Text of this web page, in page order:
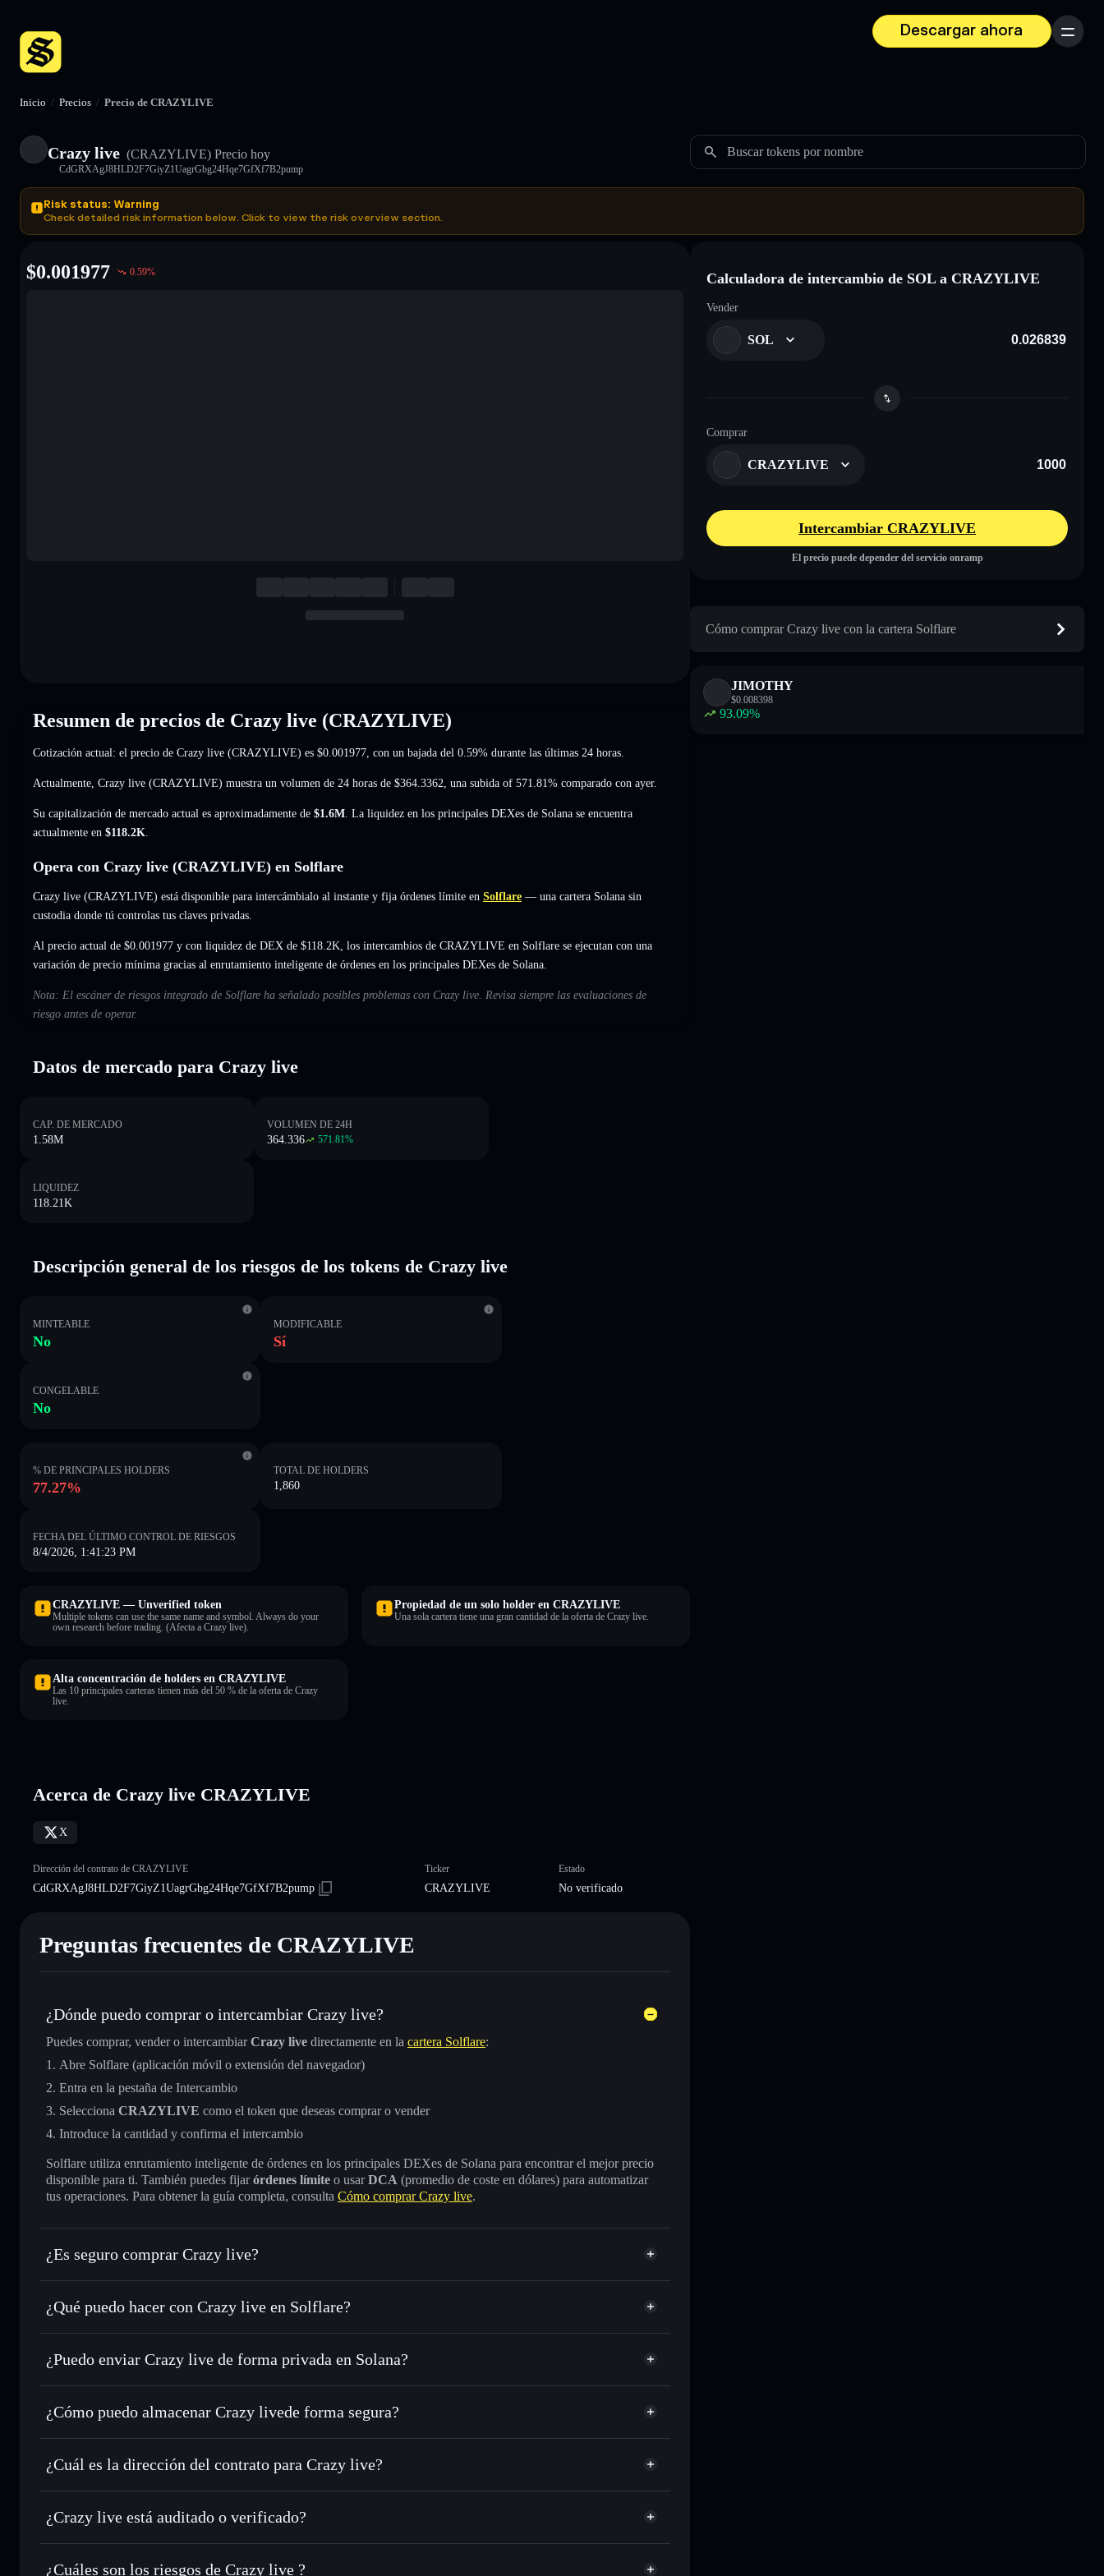
Descargar ahora
Menú
Inicio / Precios / Precio de CRAZYLIVE
Crazy live (CRAZYLIVE) Precio hoy
CdGRXAgJ8HLD2F7GiyZ1UagrGbg24Hqe7GfXf7B2pump
Buscar tokens por nombre
Risk status: Warning
Check detailed risk information below. Click to view the risk overview section.
$0.001977 0.59%
Resumen de precios de Crazy live (CRAZYLIVE)
Cotización actual: el precio de Crazy live (CRAZYLIVE) es $0.001977 , con un bajada del 0.59% durante las últimas 24 horas.
Actualmente, Crazy live (CRAZYLIVE) muestra un volumen de 24 horas de $364.3362 una subida of 571.81% comparado con ayer.
Su capitalización de mercado actual es aproximadamente de $1.6M . La liquidez en los principales DEXes de Solana se encuentra
actualmente en $118.2K
Opera con Crazy live (CRAZYLIVE) en Solflare
Crazy live (CRAZYLIVE) está disponible para intercámbialo al instante y fija órdenes límite en Solflare — una cartera Solana sin
custodia donde tú controlas tus claves privadas.
Al precio actual de $0.001977 y con liquidez de DEX de $118.2K, los intercambios de CRAZYLIVE en Solflare se ejecutan con una
variación de precio mínima gracias al enrutamiento inteligente de órdenes en los principales DEXes de Solana.
Nota: El escáner de riesgos integrado de Solflare ha señalado posibles problemas con Crazy live. Revisa siempre las evaluaciones de
riesgo antes de operar.
Datos de mercado para Crazy live
CAP. DE MERCADO
1.58M
VOLUMEN DE 24H
364.336 571.81%
LIQUIDEZ
118.21K
Descripción general de los riesgos de los tokens de Crazy live
MINTEABLE
No
MODIFICABLE
Sí
CONGELABLE
No
% DE PRINCIPALES HOLDERS
77.27%
TOTAL DE HOLDERS
1,860
FECHA DEL ÚLTIMO CONTROL DE RIESGOS
8/4/2026, 1:41:23 PM
CRAZYLIVE — Unverified token
Multiple tokens can use the same name and symbol. Always do your
own research before trading. (Afecta a Crazy live).
Propiedad de un solo holder en CRAZYLIVE
Una sola cartera tiene una gran cantidad de la oferta de Crazy live.
Alta concentración de holders en CRAZYLIVE
Las 10 principales carteras tienen más del 50 % de la oferta de Crazy
live.
Acerca de Crazy live CRAZYLIVE
X
Dirección del contrato de CRAZYLIVE
CdGRXAgJ8HLD2F7GiyZ1UagrGbg24Hqe7GfXf7B2pump
Ticker
CRAZYLIVE
Estado
No verificado
Preguntas frecuentes de CRAZYLIVE
¿Dónde puedo comprar o intercambiar Crazy live?
Puedes comprar, vender o intercambiarCrazy live directamente en la cartera Solflare:
Abre Solflare (aplicación móvil o extensión del navegador)
Entra en la pestaña de Intercambio
Selecciona CRAZYLIVE como el token que deseas comprar o vender
Introduce la cantidad y confirma el intercambio
Solflare utiliza enrutamiento inteligente de órdenes en los principales DEXes de Solana para encontrar el mejor precio
disponible para ti. También puedes fijarórdenes límite o usarDCA (promedio de coste en dólares) para automatizar
tus operaciones. Para obtener la guía completa, consulta Cómo comprar Crazy live.
¿Es seguro comprar Crazy live?
Crazy live no está verificado
¿Qué puedo hacer con Crazy live en Solflare?
Crazy live
cartera de Solflare
Intercambiar al instante: operar con CRAZYLIVE para SOL, USDC o miles de otros tokens de Solana con
Utilizar DCA: promedio de coste en dólares en CRAZYLIVE a lo largo del tiempo
Enviar de forma privada: transferir CRAZYLIVE sin vincular públicamente las carteras usando el agregador de
privacidad integrado de Solflare
Holdear de forma segura: almacenar CRAZYLIVE en una cartera sin custodia donde tú controla tus claves
¿Puedo enviar Crazy live de forma privada en Solana?
agregador de privacidad
¿Cómo puedo almacenar Crazy livede forma segura?
Crazy live cartera sin custodia Solflare
¿Cuál es la dirección del contrato para Crazy live?
Crazy live
CdGRXAgJ8HLD2F7GiyZ1UagrGbg24Hqe7GfXf7B2pump
cartera
Solflare
¿Crazy live está auditado o verificado?
Crazy live no está verificado actualmente
¿Cuáles son los riesgos de Crazy live ?
Calculadora de intercambio de SOL a CRAZYLIVE
Vender
SOL
Comprar
CRAZYLIVE
Intercambiar CRAZYLIVE
El precio puede depender del servicio onramp
Cómo comprar Crazy live con la cartera Solflare
JIMOTHY
$0.008398
93.09%